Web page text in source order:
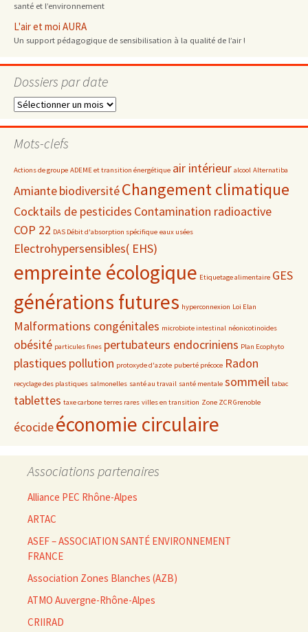
santé et l’environnement
L'air et moi AURA
Un support pédagogique de sensibilisation à la qualité de l’air !
Dossiers par date
Dossiers
date
Mots-clefs
Actions de groupe ADEME et transition énergétique air intérieur alcool Alternatiba
AmiantebiodiversitéChangement climatique
Cocktails de pesticides Contamination radioactive
COP 22 DAS Débit d'absorption spécifique eaux usées
Electrohypersensibles( EHS)
empreinte écologique Etiquetage alimentaire GES
générations futures hyperconnexion Loi Elan
Malformations congénitales microbiote intestinal néonicotinoïdes
obésité particules fines pertubateurs endocriniens Plan Ecophyto
plastiques pollution protoxyde d'azote puberté précoce Radon
recyclage des plastiques salmonelles santé au travail santé mentale sommeil tabac
tablettes taxe carbone terres rares villes en transition Zone ZCR Grenoble
écocideéconomie circulaire
Associations partenaires
Alliance PEC Rhône-Alpes
ARTAC
ASEF – ASSOCIATION SANTÉ ENVIRONNEMENT
FRANCE
Association Zones Blanches (AZB)
ATMO Auvergne-Rhône-Alpes
CRIIRAD